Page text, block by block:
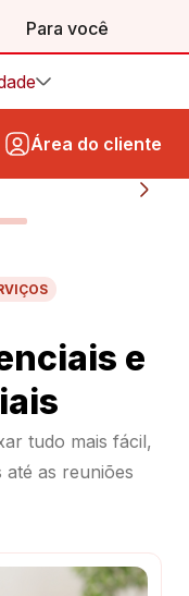
Para você
Área do cliente
e
tudo mais fácil,
até as reuniões